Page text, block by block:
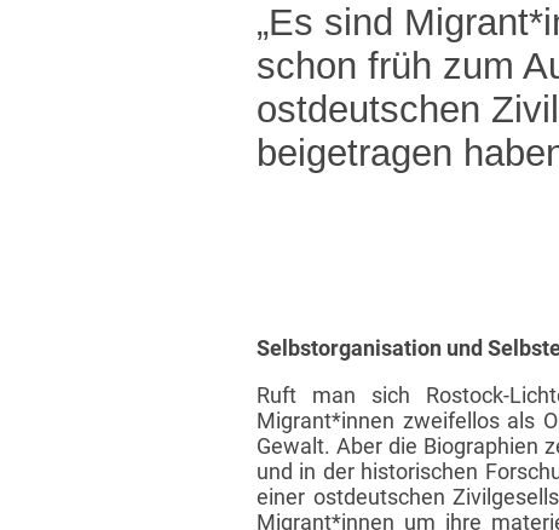
„Es sind
schon früh zum
ostdeutschen
beigetragen
Selbstorganisation und
Ruft man sich Rostock-
Migrant*innen zweifellos als
Gewalt. Aber die Biographien
und in der historischen
einer ostdeutschen
Migrant*innen um ihre